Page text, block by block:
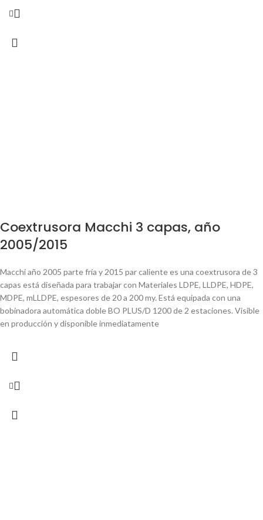
Coextrusora Macchi 3 capas, año
2005/2015
Macchi año 2005 parte fría y 2015 par caliente es una coextrusora de 3
capas está diseñada para trabajar con Materiales LDPE, LLDPE, HDPE,
MDPE, mLLDPE, espesores de 20 a 200 my. Está equipada con una
bobinadora automática doble BO PLUS/D 1200 de 2 estaciones. Visible
en producción y disponible inmediatamente